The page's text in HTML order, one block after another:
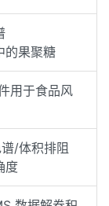
的果聚糖
用于食品风
/体积排阻
度